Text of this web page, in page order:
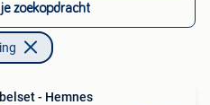
zoekopdracht
- Hemnes